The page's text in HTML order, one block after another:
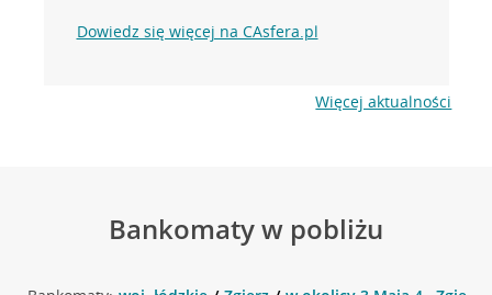
Dowiedz się więcej na CAsfera.pl
Więcej aktualności
Bankomaty w pobliżu